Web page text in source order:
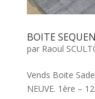
BOITE
par Raoul
Vends Boite
NEUVE. 1ère –